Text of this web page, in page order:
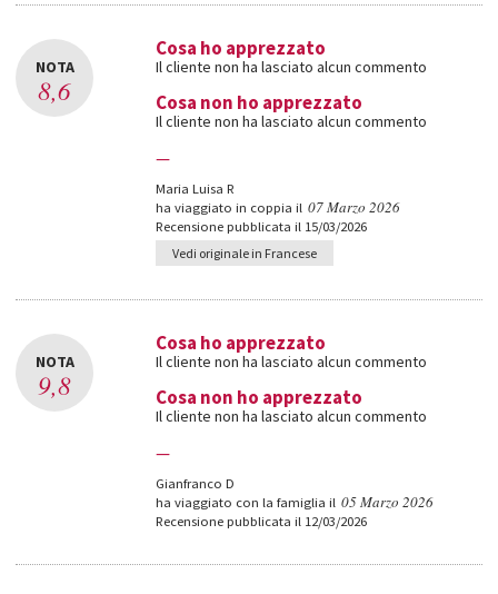
NOTA
8,6
Cosa ho apprezzato
Il cliente non ha lasciato alcun commento
Cosa non ho apprezzato
Il cliente non ha lasciato alcun commento
—
Maria Luisa R
ha viaggiato in coppia il 07 Marzo 2026
Recensione pubblicata il 15/03/2026
Vedi originale in Francese
NOTA
9,8
Cosa ho apprezzato
Il cliente non ha lasciato alcun commento
Cosa non ho apprezzato
Il cliente non ha lasciato alcun commento
—
Gianfranco D
ha viaggiato con la famiglia il 05 Marzo 2026
Recensione pubblicata il 12/03/2026